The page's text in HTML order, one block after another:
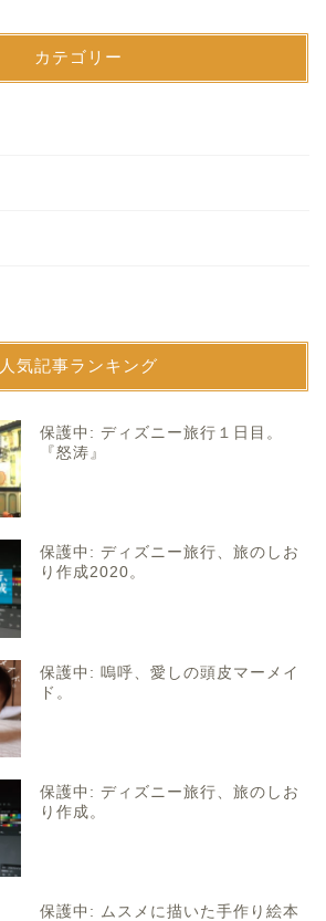
カテゴリー
人気記事ランキング
保護中: ディズニー旅行１日目。
『怒涛』
保護中: ディズニー旅行、旅のしお
り作成2020。
保護中: 嗚呼、愛しの頭皮マーメイ
ド。
保護中: ディズニー旅行、旅のしお
り作成。
保護中: ムスメに描いた手作り絵本